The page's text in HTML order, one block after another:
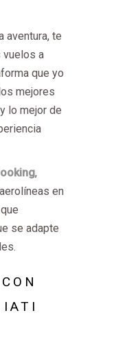
aventura, te
vuelos a
que yo
mejores
lo mejor de
,
en
se adapte
IATI